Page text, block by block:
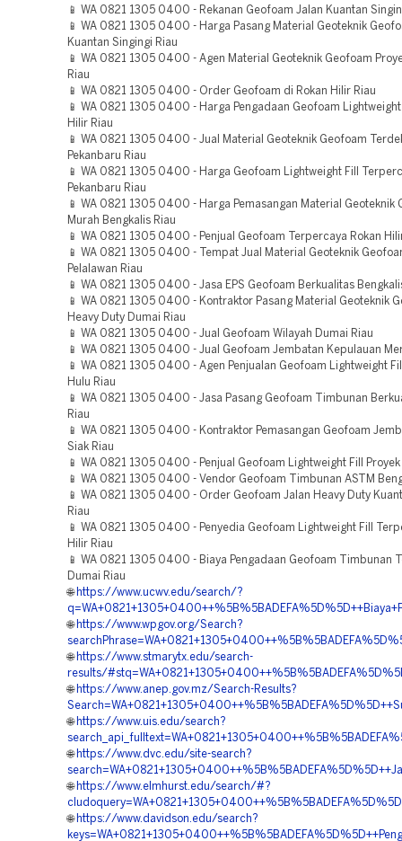
📱 WA 0821 1305 0400 - Rekanan Geofoam Jalan Kuantan
📱 WA 0821 1305 0400 - Harga Pasang Material Geoteknik
Kuantan Singingi Riau
📱 WA 0821 1305 0400 - Agen Material Geoteknik Geofoam
Riau
📱 WA 0821 1305 0400 - Order Geofoam di Rokan Hilir Riau
📱 WA 0821 1305 0400 - Harga Pengadaan Geofoam Lightweight
Hilir Riau
📱 WA 0821 1305 0400 - Jual Material Geoteknik Geofoam
Pekanbaru Riau
📱 WA 0821 1305 0400 - Harga Geofoam Lightweight Fill
Pekanbaru Riau
📱 WA 0821 1305 0400 - Harga Pemasangan Material Geoteknik
Murah Bengkalis Riau
📱 WA 0821 1305 0400 - Penjual Geofoam Terpercaya Rokan
📱 WA 0821 1305 0400 - Tempat Jual Material Geoteknik
Pelalawan Riau
📱 WA 0821 1305 0400 - Jasa EPS Geofoam Berkualitas
📱 WA 0821 1305 0400 - Kontraktor Pasang Material Geoteknik
Heavy Duty Dumai Riau
📱 WA 0821 1305 0400 - Jual Geofoam Wilayah Dumai Riau
📱 WA 0821 1305 0400 - Jual Geofoam Jembatan Kepulauan
📱 WA 0821 1305 0400 - Agen Penjualan Geofoam Lightweight
Hulu Riau
📱 WA 0821 1305 0400 - Jasa Pasang Geofoam Timbunan
Riau
📱 WA 0821 1305 0400 - Kontraktor Pemasangan Geofoam
Siak Riau
📱 WA 0821 1305 0400 - Penjual Geofoam Lightweight Fill
📱 WA 0821 1305 0400 - Vendor Geofoam Timbunan ASTM
📱 WA 0821 1305 0400 - Order Geofoam Jalan Heavy Duty
Riau
📱 WA 0821 1305 0400 - Penyedia Geofoam Lightweight Fill
Hilir Riau
📱 WA 0821 1305 0400 - Biaya Pengadaan Geofoam Timbunan
Dumai Riau
🌐 https://www.ucwv.edu/search/?
🌐 https://www.wpgov.org/Search?
🌐 https://www.stmarytx.edu/search-
results/
🌐 https://www.anep.gov.mz/Search-Results?
🌐 https://www.uis.edu/search?
🌐 https://www.dvc.edu/site-search?
🌐 https://www.elmhurst.edu/search/#?
🌐 https://www.davidson.edu/search?